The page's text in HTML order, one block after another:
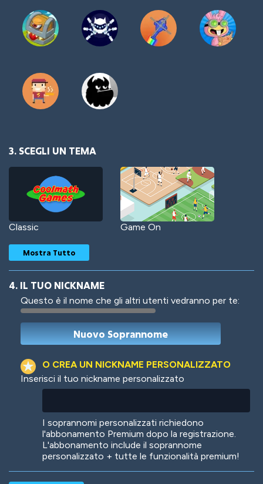
3. SCEGLI UN TEMA
Classic Game On
Woof Jungle Cats
Mostra Tutto
4. IL TUO NICKNAME
Questo è il nome che gli altri utenti vedranno per te:
O CREA UN NICKNAME PERSONALIZZATO
Inserisci il tuo nickname personalizzato
I soprannomi personalizzati richiedono
l'abbonamento Premium dopo la registrazione.
L'abbonamento include il soprannome
personalizzato + tutte le funzionalità premium!